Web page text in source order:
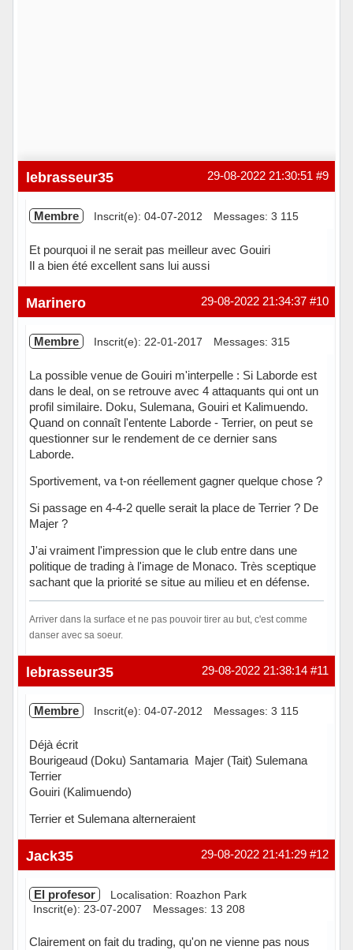
#9
29-08-2022 21:30:51
lebrasseur35
Membre Inscrit(e): 04-07-2012 Messages: 3 115
Et pourquoi il ne serait pas meilleur avec Gouiri
Il a bien été excellent sans lui aussi
Hors ligne #10
29-08-2022 21:34:37
Marinero
Membre Inscrit(e): 22-01-2017 Messages: 315
La possible venue de Gouiri m'interpelle : Si Laborde est
dans le deal, on se retrouve avec 4 attaquants qui ont un
profil similaire. Doku, Sulemana, Gouiri et Kalimuendo.
Quand on connaît l'entente Laborde - Terrier, on peut se
questionner sur le rendement de ce dernier sans
Laborde.
Sportivement, va t-on réellement gagner quelque chose ?
Si passage en 4-4-2 quelle serait la place de Terrier ? De
Majer ?
J'ai vraiment l'impression que le club entre dans une
politique de trading à l'image de Monaco. Très sceptique
sachant que la priorité se situe au milieu et en défense.
Arriver dans la surface et ne pas pouvoir tirer au but, c'est comme
danser avec sa soeur.
Hors ligne #11
29-08-2022 21:38:14
lebrasseur35
Membre Inscrit(e): 04-07-2012 Messages: 3 115
Déjà écrit
Bourigeaud (Doku) Santamaria Majer (Tait) Sulemana
Terrier
Gouiri (Kalimuendo)
Terrier et Sulemana alterneraient
Hors ligne #12
29-08-2022 21:41:29
Jack35
El profesor
Localisation: Roazhon Park
Inscrit(e): 23-07-2007
Messages: 13 208
Clairement on fait du trading, qu'on ne vienne pas nous